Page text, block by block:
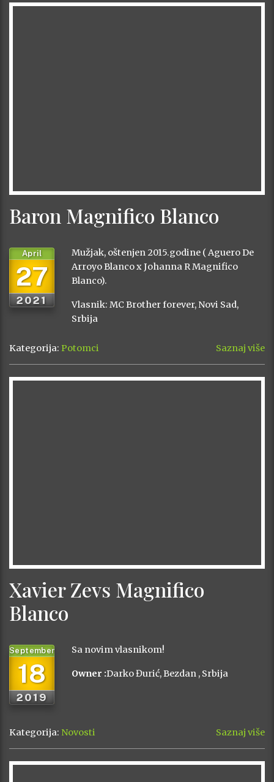
Baron Magnifico Blanco
27
April
2021
Mužjak, oštenjen 2015.godine ( Aguero De
Arroyo Blanco x Johanna R Magnifico
Blanco).
Vlasnik: MC Brother forever, Novi Sad,
Srbija
Kategorija: Potomci Saznaj više
Xavier Zevs Magnifico
Blanco
18
September
2019
Sa novim vlasnikom!
Owner :Darko Đurić, Bezdan , Srbija
Kategorija: Novosti Saznaj više